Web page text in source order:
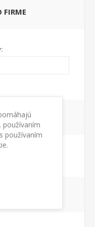
FIRME
používaním
používaním